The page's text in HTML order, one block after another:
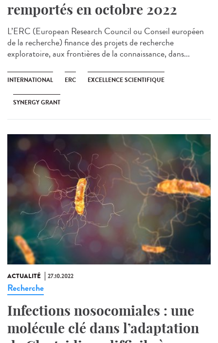
remportés en octobre 2022
L’ERC (European Research Council ou Conseil européen
de la recherche) finance des projets de recherche
exploratoire, aux frontières de la connaissance, dans...
INTERNATIONAL ERC EXCELLENCE SCIENTIFIQUE
SYNERGY GRANT
ACTUALITÉ 27.10.2022
Recherche
Infections nosocomiales : une
molécule clé dans l’adaptation